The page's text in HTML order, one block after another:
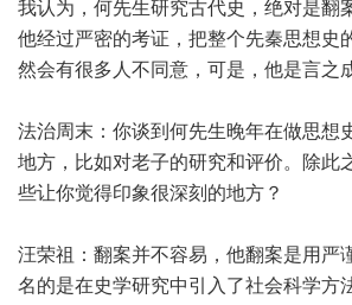
我认为，何先生研究古代史，绝对是翻
他经过严密的考证，把整个先秦思想史
然会有很多人不同意，可是，他是言之
法治周末：你谈到何先生晚年在做思想
地方，比如对老子的研究和评价。除此
些让你觉得印象很深刻的地方？
汪荣祖：翻案并不容易，他翻案是用严
名的是在史学研究中引入了社会科学方